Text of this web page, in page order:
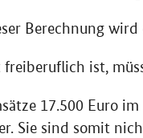
Berechnung
ist,
17.500 Euro
Sie sind somit